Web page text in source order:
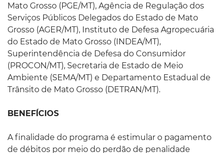
Mato Grosso (PGE/MT), Agência de Regulação dos
Serviços Públicos Delegados do Estado de Mato
Grosso (AGER/MT), Instituto de Defesa Agropecuária
do Estado de Mato Grosso (INDEA/MT),
Superintendência de Defesa do Consumidor
(PROCON/MT), Secretaria de Estado de Meio
Ambiente (SEMA/MT) e Departamento Estadual de
Trânsito de Mato Grosso (DETRAN/MT).
BENEFÍCIOS
A finalidade do programa é estimular o pagamento
de débitos por meio do perdão de penalidade